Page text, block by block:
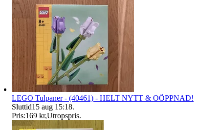
LEGO Tulpaner - (40461) - HELT NYTT & OÖPPNAD!
Sluttid15 aug 15:18.
Pris:169 kr,Utropspris.